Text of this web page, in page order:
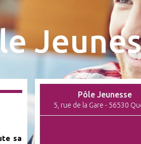
sa
Pôle Jeunesse
5, rue de la Gare - 56530